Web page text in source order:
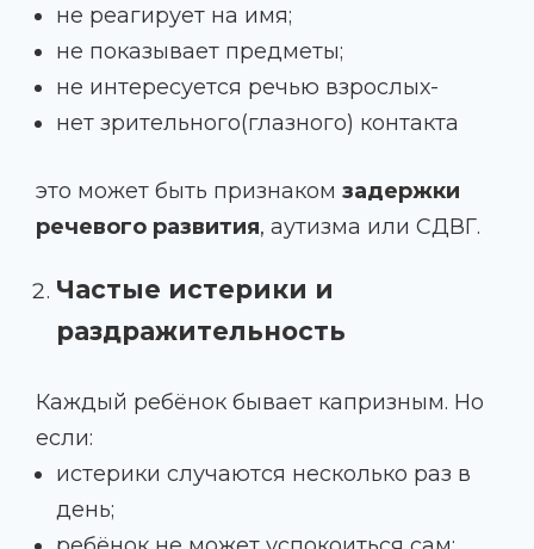
не реагирует на имя;
не показывает предметы;
не интересуется речью взрослых-
нет зрительного(глазного) контакта
это может быть признаком задержки
речевого развития, аутизма или СДВГ.
Частые истерики и
раздражительность
Каждый ребёнок бывает капризным. Но
если:
истерики случаются несколько раз в
день;